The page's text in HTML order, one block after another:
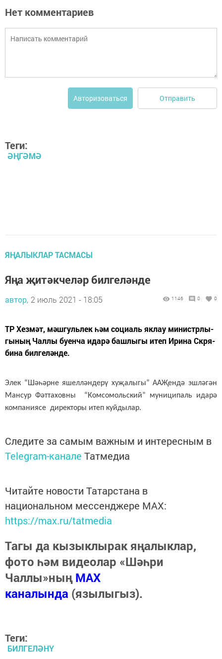
Нет комментариев
Авторизоваться Отправить
Теги:
ӘҢГӘМӘ
ЯҢАЛЫКЛАР ТАСМАСЫ
Яңа җитәкчеләр билгеләнде
автор, 2 июль 2021 - 18:05 1146 0 0
ТР Хез­мәт, мәш­гуль­лек һәм со­ци­аль як­лау ми­нис­тр­лы­
гы­ның Чал­лы бу­ен­ча ида­рә баш­лы­гы итеп Ири­на Скря­
би­на бил­ге­лән­де.
Элек “Шә­һәр­не яшел­лән­де­рү ху­җа­лы­гы” АА­Җен­дә эш­лә­гән
Ман­сур Фәт­та­хов­ны “Ком­со­мольс­кий” му­ни­ци­паль ида­рә
ком­па­ни­я­се ди­рек­то­ры итеп куй­ды­лар.
Следите за самым важным и интересным в
Telegram-канале Татмедиа
Читайте новости Татарстана в
национальном мессенджере MАХ:
https://max.ru/tatmedia
Тагы да кызыклырак яңалыклар,
фото һәм видеолар «Шәһри
Чаллы»ныңMAX
каналында (язылыгыз).
Теги:
БИЛГЕЛӘНҮ